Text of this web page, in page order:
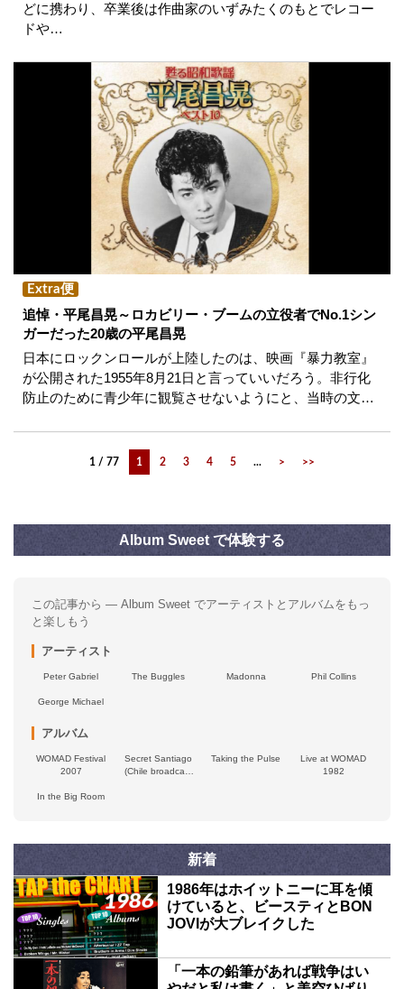
どに携わり、卒業後は作曲家のいずみたくのもとでレコー
ドや…
Extra便
追悼・平尾昌晃～ロカビリー・ブームの立役者でNo.1シン
ガーだった20歳の平尾昌晃
日本にロックンロールが上陸したのは、映画『暴力教室』
が公開された1955年8月21日と言っていいだろう。非行化
防止のために青少年に観覧させないようにと、当時の文…
1 / 77 1 2 3 4 5 ... > >>
Album Sweet で体験する
この記事から — Album Sweet でアーティストとアルバムをもっ
と楽しもう
アーティスト
Peter Gabriel The Buggles Madonna Phil Collins
George Michael
アルバム
WOMAD Festival
2007
Secret Santiago
(Chile broadcast
Taking the Pulse
Live at WOMAD
1982
In the Big Room
新着
1986年はホイットニーに耳を傾
けていると、ビースティとBON
JOVIが大ブレイクした
「一本の鉛筆があれば戦争はい